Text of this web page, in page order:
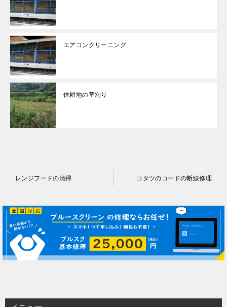
エアコンクリーニング
休耕地の草刈り
ナ
ビ
ゲ
ー
レンジフードの清掃 コタツのコードの断線修理